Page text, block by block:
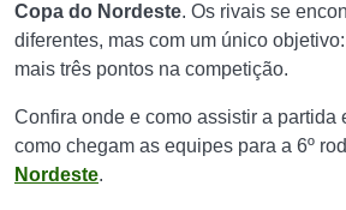
Copa do Nordeste. Os rivais se
diferentes, mas com um único
mais três pontos na competição.
Confira onde e como assistir a partida
como chegam as equipes para a 6º
Nordeste.